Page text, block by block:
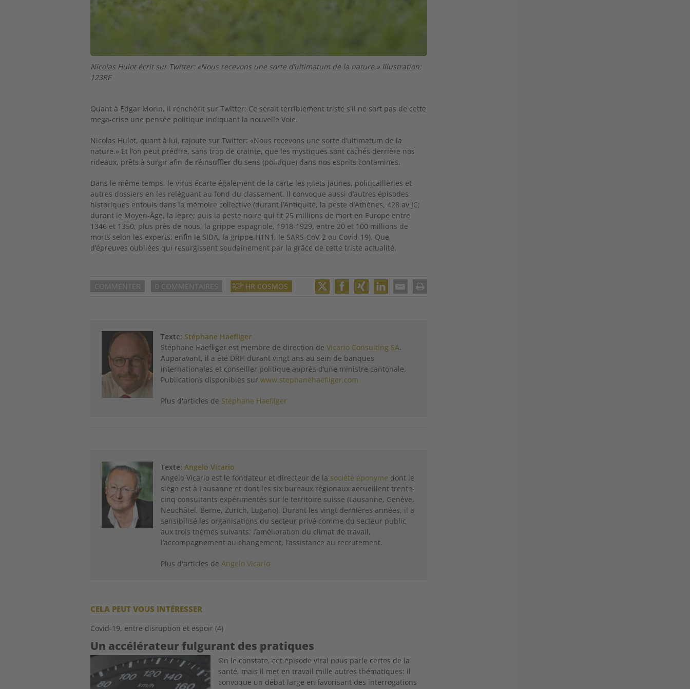
Nicolas Hulot écrit sur Twitter: «Nous recevons une sorte d’ultimatum de la nature.» Illustration:
123RF
Quant à Edgar Morin, il renchérit sur Twitter: Ce serait terriblement triste s'il ne sort pas de cette
mega-crise une pensée politique indiquant la nouvelle Voie.
Nicolas Hulot, quant à lui, rajoute sur Twitter: «Nous recevons une sorte d’ultimatum de la
nature.» Et l’on peut prédire, sans trop de crainte, que les mystiques sont cachés derrière nos
rideaux, prêts à surgir afin de réinsuffler du sens (politique) dans nos esprits contaminés.
Dans le même temps, le virus écarte également de la carte les gilets jaunes, politicailleries et
autres dossiers en les reléguant au fond du classement. Il convoque aussi d’autres épisodes
historiques enfouis dans la mémoire collective (durant l’Antiquité, la peste d’Athènes, 428 av JC;
durant le Moyen-Âge, la lèpre; puis la peste noire qui fit 25 millions de mort en Europe entre
1346 et 1350; plus près de nous, la grippe espagnole, 1918-1929, entre 20 et 100 millions de
morts selon les experts; enfin le SIDA, la grippe H1N1, le SARS-CoV-2 ou Covid-19). Que
d’épreuves oubliées qui resurgissent soudainement par la grâce de cette triste actualité.
COMMENTER 0 COMMENTAIRES HR COSMOS
Texte: Stéphane Haefliger
Stéphane Haefliger est membre de direction deVicario Consulting SA.
Auparavant, il a été DRH durant vingt ans au sein de banques
internationales et conseiller politique auprès d’une ministre cantonale.
Publications disponibles surwww.stephanehaefliger.com
Plus d'articles de Stéphane Haefliger
Texte:Angelo Vicario
Angelo Vicario est le fondateur et directeur de la société éponyme dont le
siège est à Lausanne et dont les six bureaux régionaux accueillent trente-
cinq consultants expérimentés sur le territoire suisse (Lausanne, Genève,
Neuchâtel, Berne, Zurich, Lugano). Durant les vingt dernières années, il a
sensibilisé les organisations du secteur privé comme du secteur public
aux trois thèmes suivants: l’amélioration du climat de travail,
l’accompagnement au changement, l’assistance au recrutement.
Plus d'articles deAngelo Vicario
CELA PEUT VOUS INTÉRESSER
Covid-19, entre disruption et espoir (4)
Un accélérateur fulgurant des pratiques
Image
On le constate, cet épisode viral nous parle certes de la
santé, mais il met en travail mille autres thématiques: il
convoque un débat large en favorisant des interrogations